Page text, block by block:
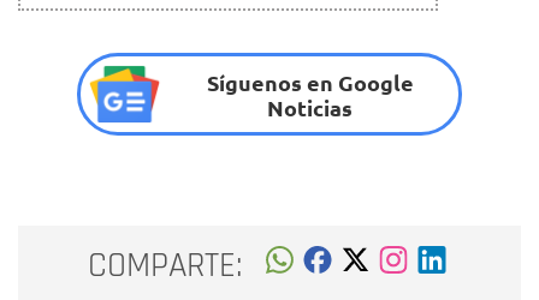
Síguenos en Google
Noticias
COMPARTE: